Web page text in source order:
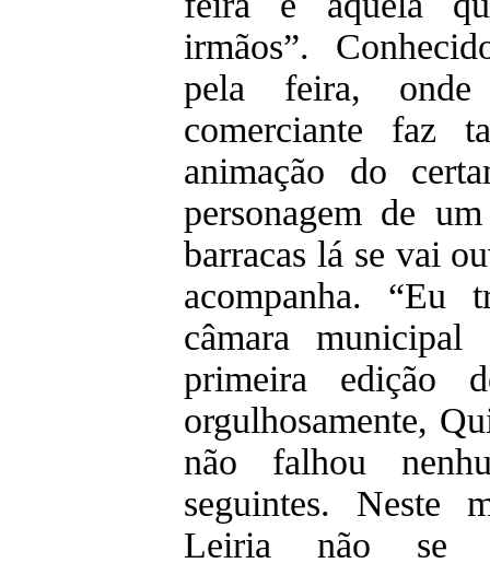
irmãos”.
pela feira,
comerciante faz
animação do
personagem de
barracas lá se vai
acompanha. “Eu
câmara
primeira edição
orgulhosamente,
não falhou
seguintes. Neste
Leiria não se